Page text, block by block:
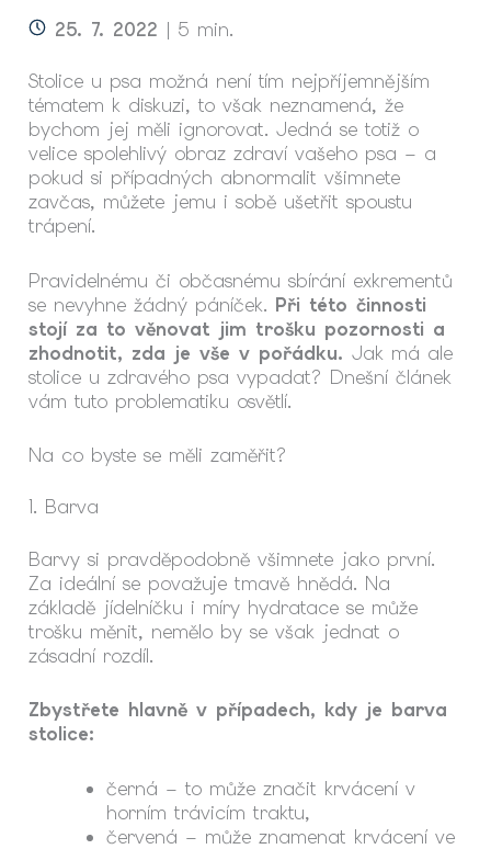
25. 7. 2022 | 5 min.
Stolice u psa možná není tím nejpříjemnějším
tématem k diskuzi, to však neznamená, že
bychom jej měli ignorovat. Jedná se totiž o
velice spolehlivý obraz zdraví vašeho psa – a
pokud si případných abnormalit všimnete
zavčas, můžete jemu i sobě ušetřit spoustu
trápení.
Pravidelnému či občasnému sbírání exkrementů
se nevyhne žádný páníček. Při této činnosti
stojí za to věnovat jim trošku pozornosti a
zhodnotit, zda je vše v pořádku.Jak má ale
stolice u zdravého psa vypadat? Dnešní článek
vám tuto problematiku osvětlí.
Na co byste se měli zaměřit?
1. Barva
Barvy si pravděpodobně všimnete jako první.
Za ideální se považuje tmavě hnědá. Na
základě jídelníčku i míry hydratace se může
trošku měnit, nemělo by se však jednat o
zásadní rozdíl.
Zbystřete hlavně v případech, kdy je barva
stolice:
černá – to může značit krvácení v
horním trávicím traktu,
červená – může znamenat krvácení ve